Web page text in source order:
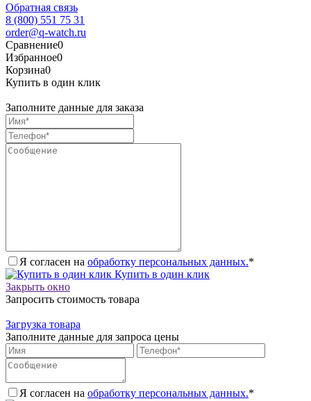
Обратная связь
8 (800) 551 75 31
order@q-watch.ru
Сравнение0
Избранное0
Корзина0
Купить в один клик
Заполните данные для заказа
Я согласен на обработку персональных данных.*
Купить в один клик
Закрыть окно
Запросить стоимость товара
Загрузка товара
Заполните данные для запроса цены
Я согласен на обработку персональных данных.*